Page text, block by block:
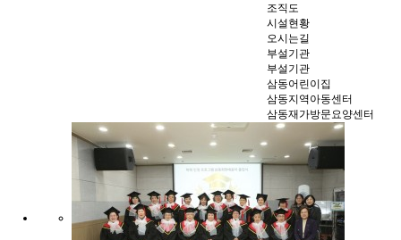
조직도
시설현황
오시는길
부설기관
부설기관
삼동어린이집
삼동지역아동센터
삼동재가방문요양센터